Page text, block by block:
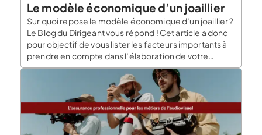
Le modèle économique d’un joaillier
Sur quoi repose le modèle économique d’un joaillier ?
Le Blog du Dirigeant vous répond ! Cet article a donc
pour objectif de vous lister les facteurs importants à
prendre en compte dans l’élaboration de votre
modèle économique et de vous donner les
différentes possibilités pour chacune des parties.
Rappel sur l’importance du modèle économique d’un
[…]